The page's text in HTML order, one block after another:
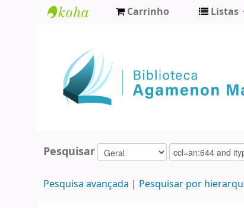
Agamenon
Magalhães
Carrinho Listas
Pesquisar
Pesquisa avançada Pesquisar por